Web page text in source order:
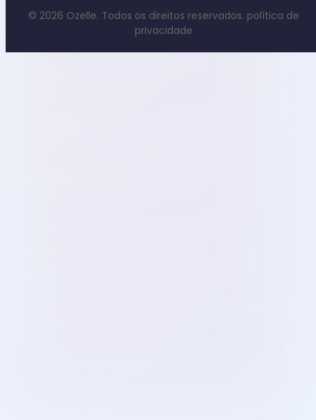
© 2026 Ozelle. Todos os direitos reservados. política de
privacidade